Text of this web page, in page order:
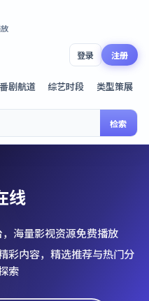
番剧航道 综艺时段 类型策展
检索
登录 注册
线
海量影视资源免费播放
彩内容，精选推荐与热门分
索